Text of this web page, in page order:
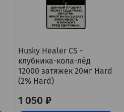
Husky Healer CS -
клубника-кола-лёд
12000 затяжек 20мг Hard
(2% Hard)
1 050 ₽